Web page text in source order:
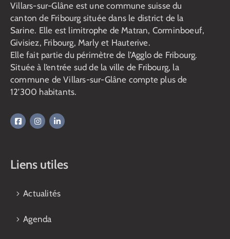
Villars-sur-Glâne est une commune suisse du
canton de Fribourg située dans le district de la
Sarine. Elle est limitrophe de Matran, Corminboeuf,
Givisiez, Fribourg, Marly et Hauterive.
Elle fait partie du périmètre de l’Agglo de Fribourg.
Située à l’entrée sud de la ville de Fribourg, la
commune de Villars-sur-Glâne compte plus de
12’300 habitants.
Liens utiles
Actualités
Agenda